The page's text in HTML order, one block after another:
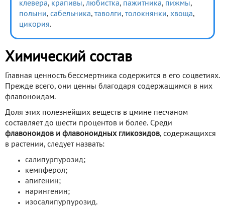
клевера, крапивы, любистка, пажитника, пижмы,
полыни, сабельника, таволги, толокнянки, хвоща,
цикория.
Химический состав
Главная ценность бессмертника содержится в его соцветиях.
Прежде всего, они ценны благодаря содержащимся в них
флавоноидам.
Доля этих полезнейших веществ в цмине песчаном
составляет до шести процентов и более. Среди
флавоноидов и флавоноидных гликозидов, содержащихся
в растении, следует назвать:
салипурпурозид;
кемпферол;
апигенин;
нарингенин;
изосалипурпурозид.